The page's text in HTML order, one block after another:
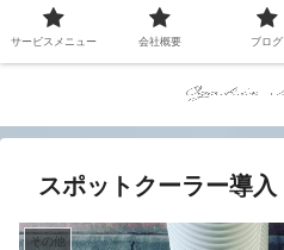
スポットクーラー導入
その他
サービスメニュー 会社概要 ブログ